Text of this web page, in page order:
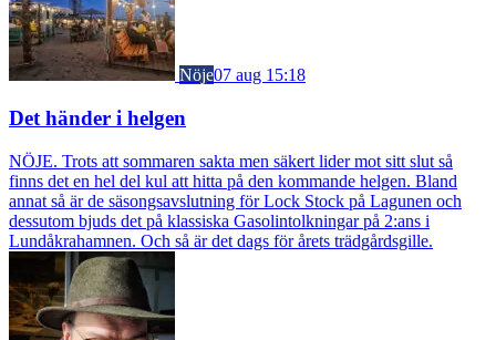
Nöje07 aug 15:18
Det händer i helgen
NÖJE. Trots att sommaren sakta men säkert lider mot sitt slut så
finns det en hel del kul att hitta på den kommande helgen. Bland
annat så är de säsongsavslutning för Lock Stock på Lagunen och
dessutom bjuds det på klassiska Gasolintolkningar på 2:ans i
Lundåkrahamnen. Och så är det dags för årets trädgårdsgille.